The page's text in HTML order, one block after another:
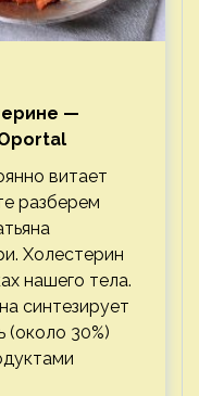
—
витает
разберем
Холестерин
нашего тела.
синтезирует
(около 30%)